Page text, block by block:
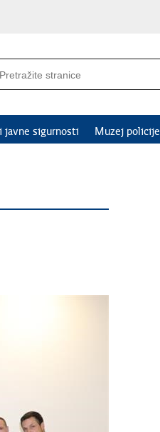
sigurnosti Muzej policije